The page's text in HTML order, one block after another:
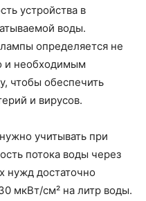
устройства в
воды.
определяется не
и необходимым
чтобы обеспечить
и вирусов.
учитывать при
потока воды через
нужд достаточно
мкВт/см² на литр воды.